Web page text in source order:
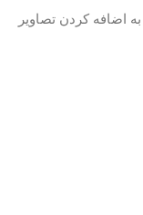
اضافه کردن تصاویر